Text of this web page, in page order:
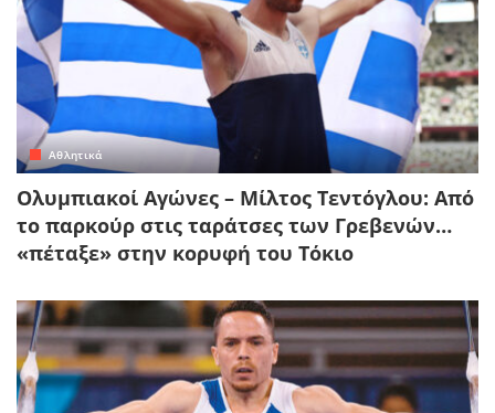
Αθλητικά
Ολυμπιακοί Αγώνες – Μίλτος Τεντόγλου: Από
το παρκούρ στις ταράτσες των Γρεβενών…
«πέταξε» στην κορυφή του Τόκιο